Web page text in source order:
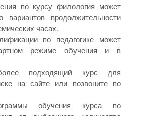
по курсу филология может
вариантов продолжительности
часах.
по педагогике может
режиме обучения и в
подходящий курс для
на сайте или позвоните по
обучения курса по